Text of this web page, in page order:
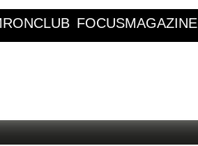
FOCUSMAGAZINE